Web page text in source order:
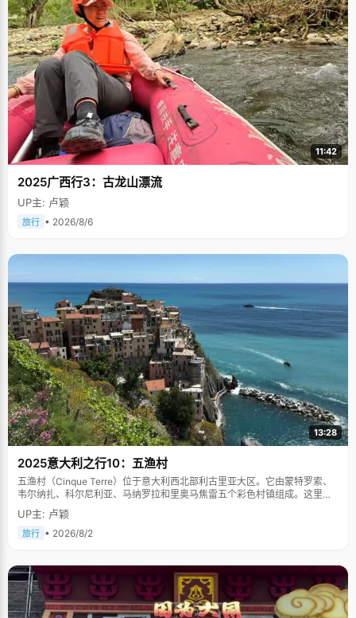
11:42
2025广西行3：古龙山漂流
UP主: 卢颖
旅行 • 2026/8/6
13:28
2025意大利之行10：五渔村
五渔村（Cinque Terre）位于意大利西北部利古里亚大区。它由蒙特罗索、
韦尔纳扎、科尔尼利亚、马纳罗拉和里奥马焦雷五个彩色村镇组成。这里依
山傍海，房屋色彩斑斓，1997年被列为世界文化遗产。
UP主: 卢颖
旅行 • 2026/8/2